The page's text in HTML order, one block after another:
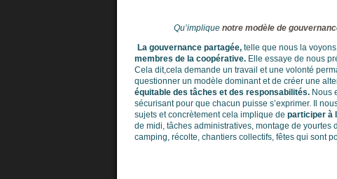
Qu’implique notre modèle de
La gouvernance partagée, telle que nous la
membres de la coopérative. Elle essaye de nous
Cela dit,cela demande un travail et une volonté
questionner un modèle dominant et de créer une
équitable des tâches et des responsabilités. Nous
sécurisant pour que chacun puisse s’exprimer. Il
sujets et concrètement cela implique de participer à
de midi, tâches administratives, montage de yourtes
camping, récolte, chantiers collectifs, fêtes qui sont